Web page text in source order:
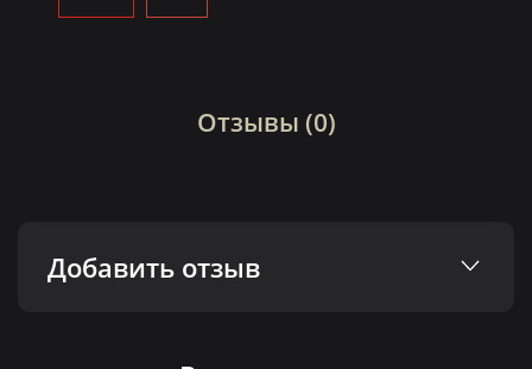
Отзывы (0)
Добавить отзыв